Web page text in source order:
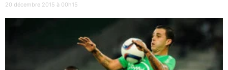
20 décembre 2015 à 00h15